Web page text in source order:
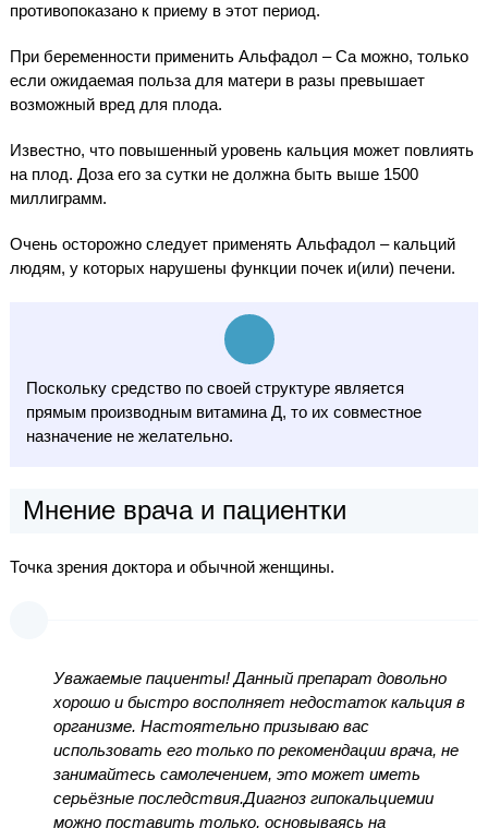
противопоказано к приему в этот период.
При беременности применить Альфадол – Ca можно, только
если ожидаемая польза для матери в разы превышает
возможный вред для плода.
Известно, что повышенный уровень кальция может повлиять
на плод. Доза его за сутки не должна быть выше 1500
миллиграмм.
Очень осторожно следует применять Альфадол – кальций
людям, у которых нарушены функции почек и(или) печени.
Поскольку средство по своей структуре является
прямым производным витамина Д, то их совместное
назначение не желательно.
Мнение врача и пациентки
Точка зрения доктора и обычной женщины.
Уважаемые пациенты! Данный препарат довольно
хорошо и быстро восполняет недостаток кальция в
организме. Настоятельно призываю вас
использовать его только по рекомендации врача, не
занимайтесь самолечением, это может иметь
серьёзные последствия.Диагноз гипокальциемии
можно поставить только, основываясь на